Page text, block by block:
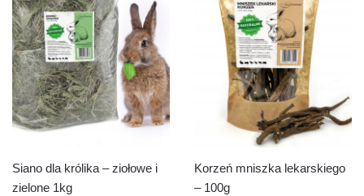
Siano dla królika – ziołowe i
zielone 1kg
Korzeń mniszka lekarskiego
– 100g